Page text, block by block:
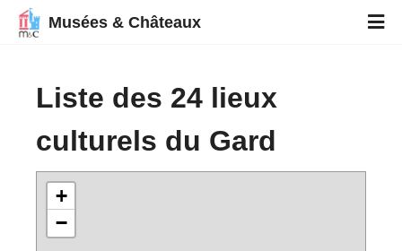
Musées & Châteaux
Liste des 24 lieux
culturels du Gard
+
−